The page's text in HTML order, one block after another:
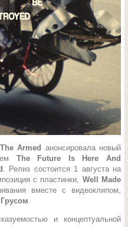
The Armed анонсировала новый
The Future Is Here And
. Релиз состоится 1 августа на
с пластинки, Well Made
вместе с видеоклипом,
.
и концептуальной